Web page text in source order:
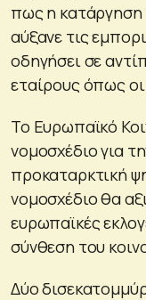
πως η κατάργηση
αύξανε τις
οδηγήσει σε
εταίρους όπως
Το Ευρωπαϊκό
νομοσχέδιο για
προκαταρκτική
νομοσχέδιο θα
ευρωπαϊκές
σύνθεση του
Δύο